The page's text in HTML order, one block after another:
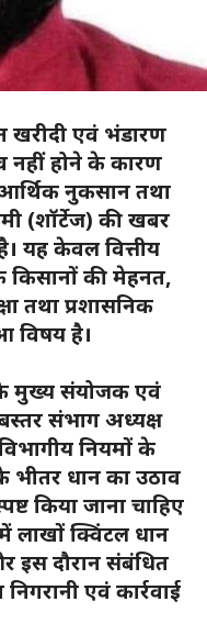
खरीदी एवं भंडारण
नहीं होने के कारण
नुकसान तथा
(शॉर्टेज) की खबर
यह केवल वित्तीय
किसानों की मेहनत,
तथा प्रशासनिक
विषय है।
के मुख्य संयोजक एवं
संभाग अध्यक्ष
नियमों के
भीतर धान का उठाव
किया जाना चाहिए
लाखों क्विंटल धान
इस दौरान संबंधित
एवं कार्रवाई